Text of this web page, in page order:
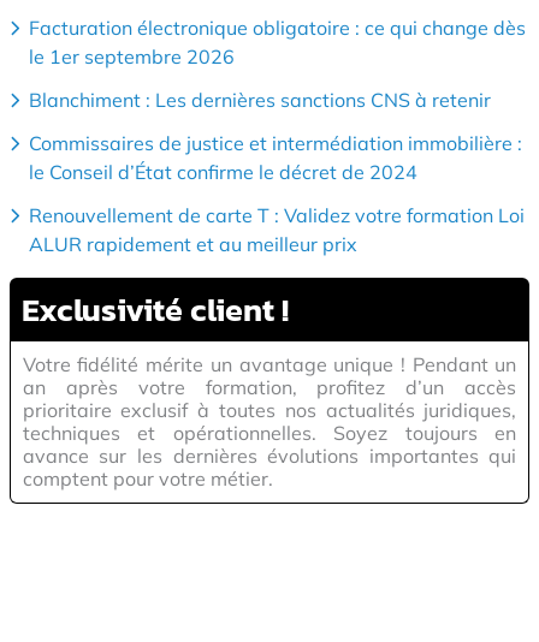
Facturation électronique obligatoire : ce qui change dès
le 1er septembre 2026
Blanchiment : Les dernières sanctions CNS à retenir
Commissaires de justice et intermédiation immobilière :
le Conseil d’État confirme le décret de 2024
Renouvellement de carte T : Validez votre formation Loi
ALUR rapidement et au meilleur prix
Exclusivitéclient !
Votre fidélité mérite un avantage unique ! Pendant un
an après votre formation, profitez d’un accès
prioritaire exclusif à toutes nos actualités juridiques,
techniques et opérationnelles. Soyez toujours en
avance sur les dernières évolutions importantes qui
comptent pour votre métier.